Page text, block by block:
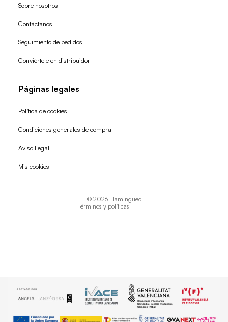
Sobre nosotros
Contáctanos
Seguimiento de pedidos
Conviértete en distribuidor
Páginas legales
Política de cookies
Condiciones generales de compra
Aviso Legal
Mis cookies
© 2026 Flamingueo
Términos y políticas